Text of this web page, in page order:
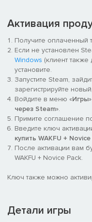
уникальным набором
несомненно, найдёте
характеру персонаж.
• Политическая жизнь:
- это вчерашний день.
обогащайте
губернатором, или
решения, которые
Решайте сами, стать вам
или сделаться тираном-
• Управляйте
уничтожаете что-либо,
особенность экосистемы
• Постройте свой
Активация
Получите оплаченный
Если не установлен
Windows (клиент также
установите.
Запустите Steam,
зарегистрируйте
Войдите в меню «Игры
через Steam».
Примите соглашение
Введите ключ
купить WAKFU +
После активации вам
WAKFU + Novice Pack.
Ключ также можно
Детали игры